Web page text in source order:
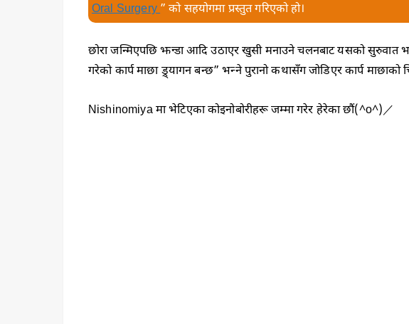
Oral Surgery” को सहयोगमा प्रस्तुत गरिएको हो।
छोरा जन्मिएपछि झन्डा आदि उठाएर खुसी मनाउने चलनबाट यसको सुरुवात
गरेको कार्प माछा ड्र्यागन बन्छ” भन्ने पुरानो कथासँग जोडिएर कार्प माछाको
Nishinomiya मा भेटिएका कोइनोबोरीहरू जम्मा गरेर हेरेका छौं(^o^)／